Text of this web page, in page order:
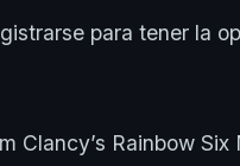
para tener la
Clancy’s Rainbow